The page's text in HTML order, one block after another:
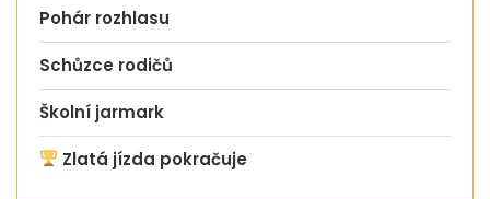
Pohár rozhlasu
Schůzce rodičů
Školní jarmark
Zlatá jízda pokračuje